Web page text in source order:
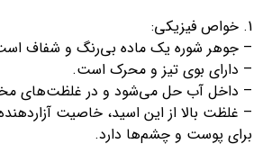
1. خواص فیزیکی:
– جوهر شوره یک ماده بی‌رنگ و شفاف
– دارای بوی تیز و محرک است.
– داخل آب حل می‌شود و در غلظت‌های
– غلظت بالا از این اسید، خاصیت
برای پوست و چشم‌ها دارد.